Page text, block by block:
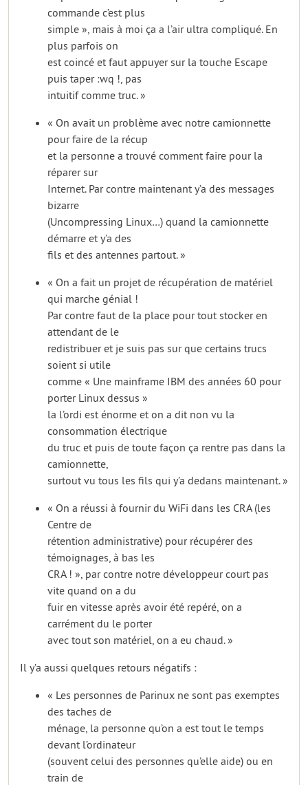
commande c’est plus
simple », mais à moi ça a l’air ultra compliqué. En
plus parfois on
est coincé et faut appuyer sur la touche Escape
puis taper :wq !, pas
intuitif comme truc. »
« On avait un problème avec notre camionnette
pour faire de la récup
et la personne a trouvé comment faire pour la
réparer sur
Internet. Par contre maintenant y’a des messages
bizarre
(Uncompressing Linux…) quand la camionnette
démarre et y’a des
fils et des antennes partout. »
« On a fait un projet de récupération de matériel
qui marche génial !
Par contre faut de la place pour tout stocker en
attendant de le
redistribuer et je suis pas sur que certains trucs
soient si utile
comme « Une mainframe IBM des années 60 pour
porter Linux dessus »
la l’ordi est énorme et on a dit non vu la
consommation électrique
du truc et puis de toute façon ça rentre pas dans la
camionnette,
surtout vu tous les fils qui y’a dedans maintenant. »
« On a réussi à fournir du WiFi dans les CRA (les
Centre de
rétention administrative) pour récupérer des
témoignages, à bas les
CRA ! », par contre notre développeur court pas
vite quand on a du
fuir en vitesse après avoir été repéré, on a
carrément du le porter
avec tout son matériel, on a eu chaud. »
Il y’a aussi quelques retours négatifs :
« Les personnes de Parinux ne sont pas exemptes
des taches de
ménage, la personne qu’on a est tout le temps
devant l’ordinateur
(souvent celui des personnes qu’elle aide) ou en
train de